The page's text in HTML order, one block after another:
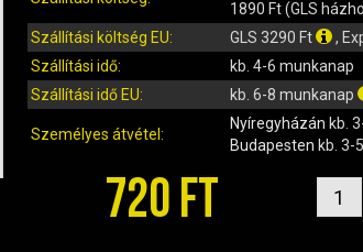
1890 Ft (GLS
Szállítási költség EU:
GLS 3290 Ft
,
Szállítási idő:
kb. 4-6 munkanap
Szállítási idő EU:
kb. 6-8 munkanap
Személyes átvétel:
Nyíregyházán kb.
Budapesten kb. 3-
720 FT